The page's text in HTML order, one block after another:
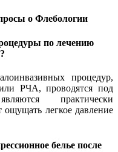
о Флебологии
по лечению
процедур,
РЧА, проводятся под
практически
легкое давление
белье после